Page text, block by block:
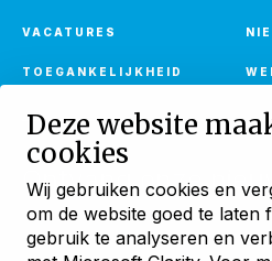
Deze website
cookies
Wij gebruiken cookies en
om de website goed te laten
gebruik te analyseren en
VACATURES
TOEGANKELIJKHEID
Ontvang onze
Met verhalen, activiteiten en
AANMELDEN
Blijf ontdekken